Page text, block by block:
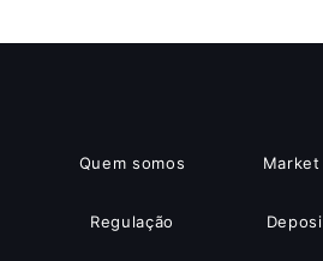
Quem somos
Regulação
Market